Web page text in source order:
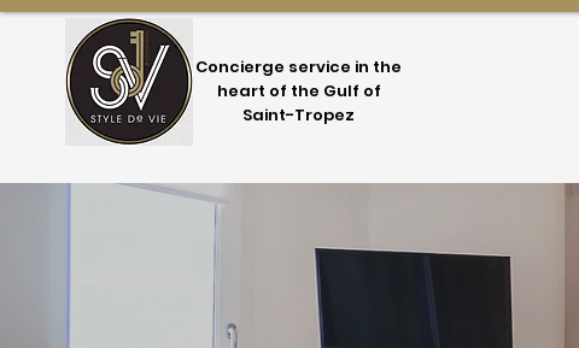
Concierge service in the
heart of the Gulf of
Saint-Tropez